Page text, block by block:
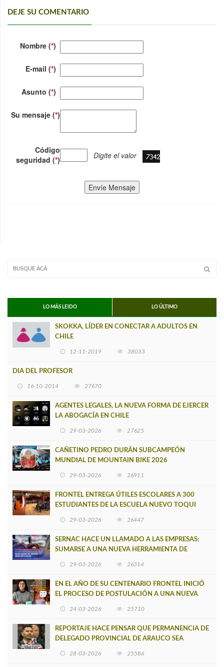
DEJE SU COMENTARIO
Nombre (*)
E-mail (*)
Asunto (*)
Su mensaje (*)
Código
seguridad (*) Digite el valor
Envíe Mensaje
LO MÁS LEIDO LO ÚLTIMO
SKOKKA, LÍDER EN CONECTAR A ADULTOS EN
CHILE
12-11-2019 38033
DIA DEL PROFESOR
16-10-2014 27670
AGENTES LEGALES, LA NUEVA FORMA DE EJERCER
LA ABOGACÍA EN CHILE
29-03-2026 27625
CAÑETINO PEDRO DURÁN SUBCAMPEÓN
MUNDIAL DE MOUNTAIN BIKE 2026
29-03-2026 26911
FRONTEL ENTREGA ÚTILES ESCOLARES A 300
ESTUDIANTES DE LA ESCUELA NUEVO TOQUI
29-03-2026 26447
SERNAC HACE UN LLAMADO A LAS EMPRESAS:
SUMARSE A UNA NUEVA HERRAMIENTA DE
29-03-2026 26314
EN EL AÑO DE SU CENTENARIO FRONTEL INICIÓ
EL PROCESO DE POSTULACIÓN A UNA NUEVA
24-03-2026 25710
REPORTAJE HACE PENSAR QUE PERMANENCIA DE
DELEGADO PROVINCIAL DE ARAUCO SEA
28-03-2026 25586